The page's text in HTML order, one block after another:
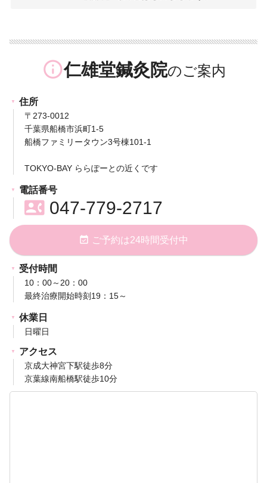
info_outline仁雄堂鍼灸院
住所
〒273-0012
千葉県船橋市浜町1-5
船橋ファミリータウン3号棟101-1
TOKYO-BAY ららぽーとの近くです
電話番号
contact_phone047-779-2717
event_available ご予約は24時間受付中
受付時間
10：00～20：00
最終治療開始時刻19：15～
休業日
日曜日
アクセス
京成大神宮下駅徒歩8分
京葉線南船橋駅徒歩10分